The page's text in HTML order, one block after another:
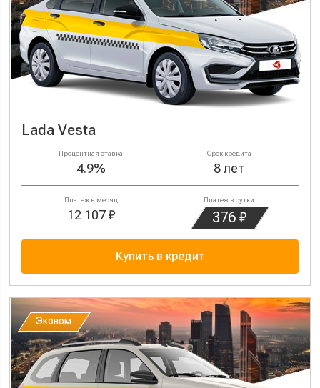
Lada Vesta
Процентная ставка
4.9%
Срок кредита
8 лет
Платеж в месяц
12 107 ₽
Платеж в сутки
376 ₽
Купить в кредит
Эконом
Эконом